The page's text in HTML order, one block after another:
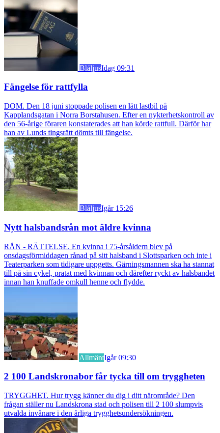
BlåljusIdag 09:31
Fängelse för rattfylla
DOM. Den 18 juni stoppade polisen en lätt lastbil på
Kapplandsgatan i Norra Borstahusen. Efter en nykterhetskontroll av
den 56-årige föraren konstaterades att han körde rattfull. Därför har
han av Lunds tingsrätt dömts till fängelse.
BlåljusIgår 15:26
Nytt halsbandsrån mot äldre kvinna
RÅN - RÄTTELSE. En kvinna i 75-årsåldern blev på
onsdagsförmiddagen rånad på sitt halsband i Slottsparken och inte i
Teaterparken som tidigare uppgetts. Gärningsmannen ska ha stannat
till på sin cykel, pratat med kvinnan och därefter ryckt av halsbandet
innan han knuffade omkull henne och flydde.
AllmäntIgår 09:30
2 100 Landskronabor får tycka till om tryggheten
TRYGGHET. Hur trygg känner du dig i ditt närområde? Den
frågan ställer nu Landskrona stad och polisen till 2 100 slumpvis
utvalda invånare i den årliga trygghetsundersökningen.